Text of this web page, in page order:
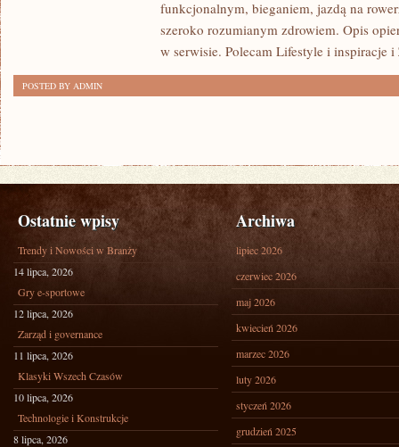
funkcjonalnym, bieganiem, jazdą na
szeroko rozumianym zdrowiem. Opis
w serwisie. Polecam Lifestyle i inspiracje i
POSTED BY ADMIN
Ostatnie wpisy
Trendy i Nowości w Branży
14 lipca, 2026
Gry e-sportowe
12 lipca, 2026
Zarząd i governance
11 lipca, 2026
Klasyki Wszech Czasów
10 lipca, 2026
Technologie i Konstrukcje
8 lipca, 2026
Archiwa
lipiec 2026
czerwiec 2026
maj 2026
kwiecień 2026
marzec 2026
luty 2026
styczeń 2026
grudzień 2025